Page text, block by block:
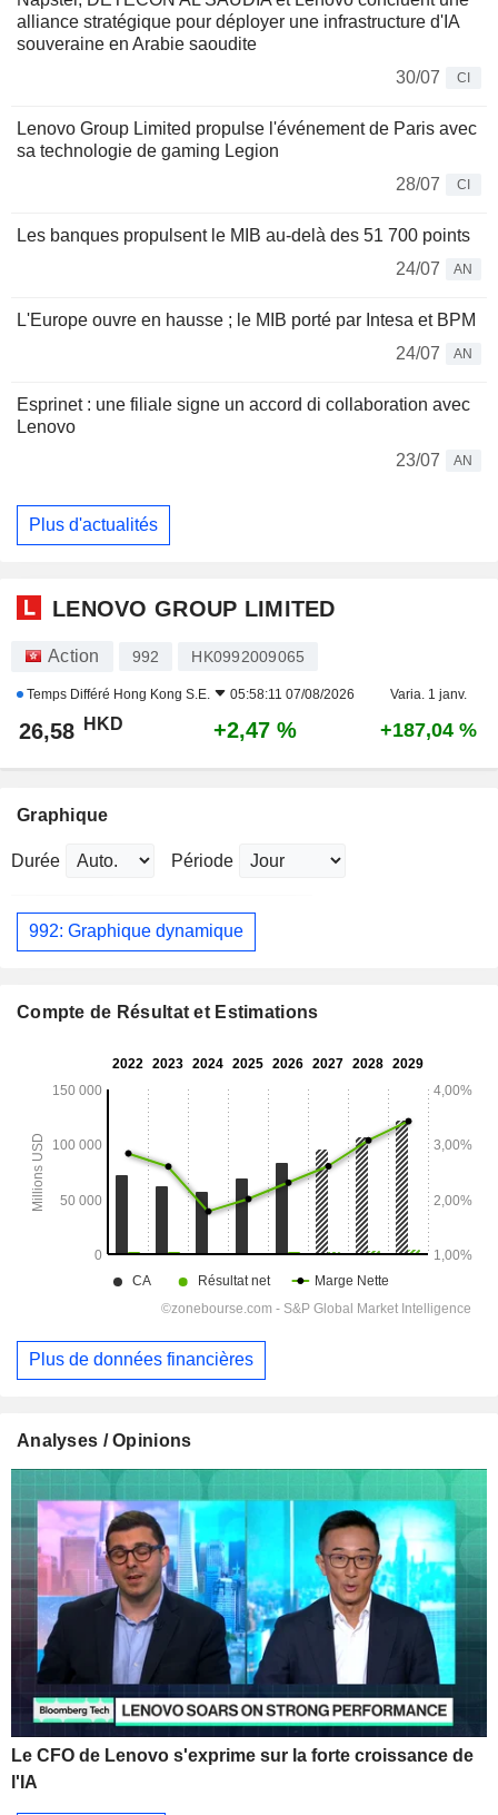
alliance stratégique pour déployer une infrastructure d'IA
souveraine en Arabie saoudite
30/07
CI
Lenovo Group Limited propulse l'événement de Paris avec
sa technologie de gaming Legion
28/07
CI
Les banques propulsent le MIB au-delà des 51 700 points
24/07
AN
L'Europe ouvre en hausse ; le MIB porté par Intesa et BPM
24/07
AN
Esprinet : une filiale signe un accord di collaboration avec
Lenovo
23/07
AN
Plus d'actualités
LENOVO GROUP LIMITED
Action 992 HK0992009065
Temps Différé Hong Kong S.E. 05:58:11 07/08/2026 Varia. 1 janv.
26,58 HKD +2,47 % +187,04 %
Graphique
Durée Période
992: Graphique dynamique
Compte de Résultat et Estimations
Plus de données financières
Analyses / Opinions
Le CFO de Lenovo s'exprime sur la forte croissance de
l'IA